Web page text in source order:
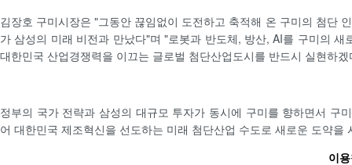
김장호 구미시장은 "그동안 끊임없이 도전하고 축적해 온 구미의 첨단
가 삼성의 미래 비전과 만났다"며 "로봇과 반도체, 방산, AI를 구미의 새
대한민국 산업경쟁력을 이끄는 글로벌 첨단산업도시를 반드시 실현하
정부의 국가 전략과 삼성의 대규모 투자가 동시에 구미를 향하면서 구
어 대한민국 제조혁신을 선도하는 미래 첨단산업 수도로 새로운 도약을
이